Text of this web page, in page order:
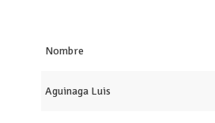
Nombre
Aguinaga Luis